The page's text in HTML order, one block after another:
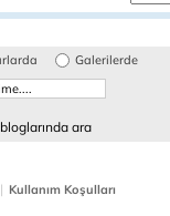
Galerilerde
ara
| Kullanım Koşulları